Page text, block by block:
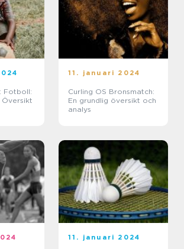
Fotboll:
Översikt
11. januari 2024
Curling OS Bronsmatch:
En grundlig översikt och
analys
11. januari 2024